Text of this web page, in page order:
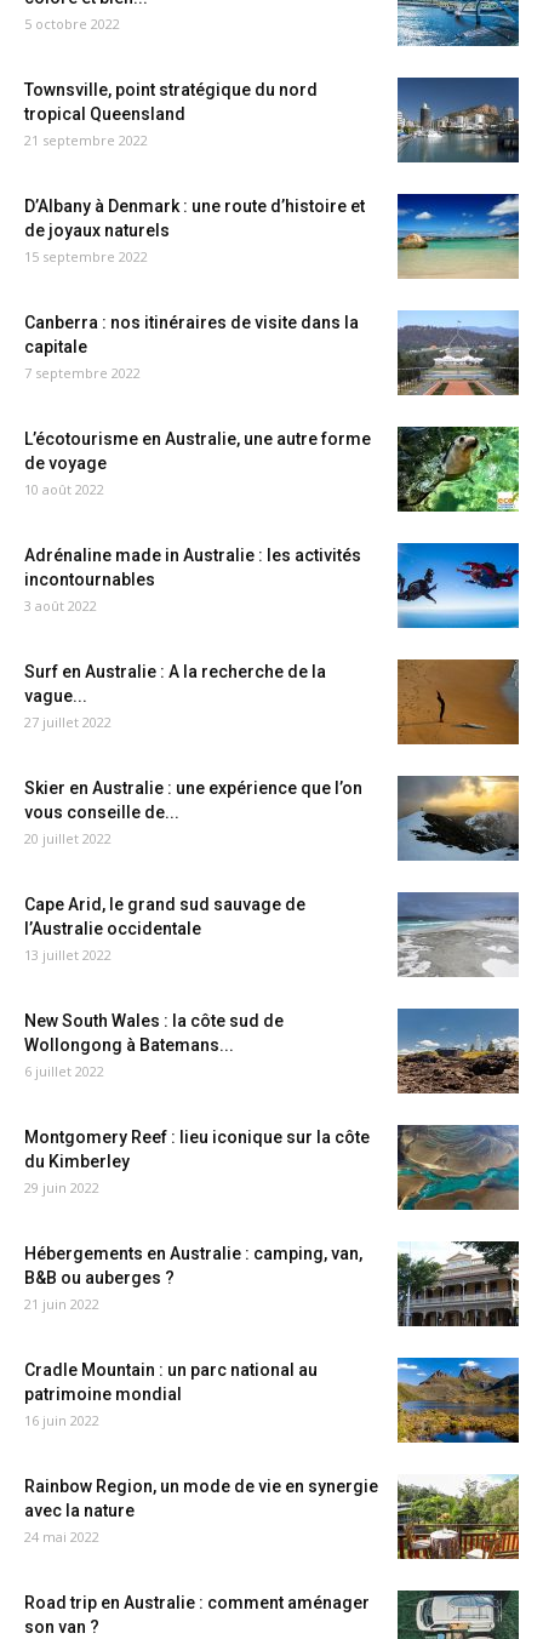
5 octobre 2022
Townsville, point stratégique du nord
tropical Queensland
21 septembre 2022
D’Albany à Denmark : une route d’histoire et
de joyaux naturels
15 septembre 2022
Canberra : nos itinéraires de visite dans la
capitale
7 septembre 2022
L’écotourisme en Australie, une autre forme
de voyage
10 août 2022
Adrénaline made in Australie : les activités
incontournables
3 août 2022
Surf en Australie : A la recherche de la
vague...
27 juillet 2022
Skier en Australie : une expérience que l’on
vous conseille de...
20 juillet 2022
Cape Arid, le grand sud sauvage de
l’Australie occidentale
13 juillet 2022
New South Wales : la côte sud de
Wollongong à Batemans...
6 juillet 2022
Montgomery Reef : lieu iconique sur la côte
du Kimberley
29 juin 2022
Hébergements en Australie : camping, van,
B&B ou auberges ?
21 juin 2022
Cradle Mountain : un parc national au
patrimoine mondial
16 juin 2022
Rainbow Region, un mode de vie en synergie
avec la nature
24 mai 2022
Road trip en Australie : comment aménager
son van ?